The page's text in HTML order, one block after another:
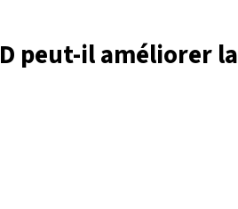
peut-il améliorer la